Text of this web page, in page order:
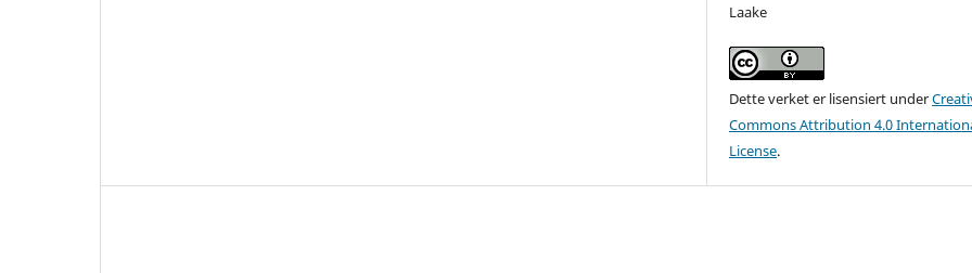
Laake
Dette verket er lisensiert under
Commons Attribution 4.0
License.